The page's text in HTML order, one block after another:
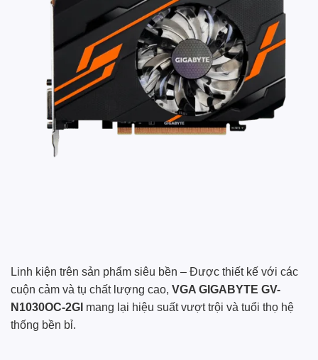
Linh kiện trên sản phẩm siêu bền – Được thiết kế với các
cuộn cảm và tụ chất lượng cao, VGA GIGABYTE GV-
N1030OC-2GI mang lại hiệu suất vượt trội và tuổi thọ hệ
thống bền bỉ.